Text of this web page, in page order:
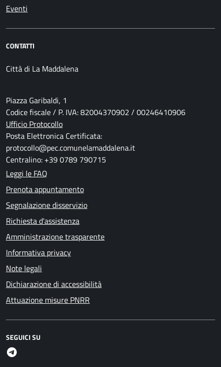
Eventi
CONTATTI
Città di La Maddalena
Piazza Garibaldi, 1
Codice fiscale / P. IVA: 82004370902 / 00246410906
Ufficio Protocollo
Posta Elettronica Certificata:
protocollo@pec.comunelamaddalena.it
Centralino: +39 0789 790715
Leggi le FAQ
Prenota appuntamento
Segnalazione disservizio
Richiesta d'assistenza
Amministrazione trasparente
Informativa privacy
Note legali
Dichiarazione di accessibilità
Attuazione misure PNRR
SEGUICI SU